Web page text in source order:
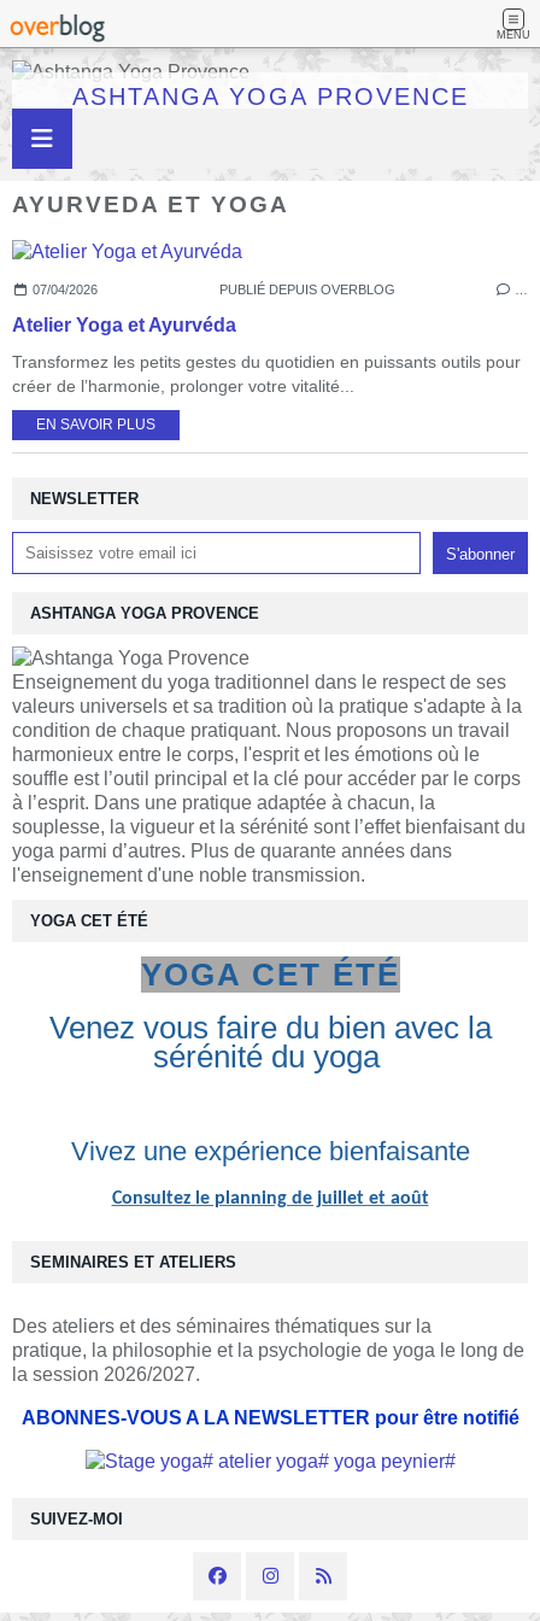
MENU
ASHTANGA YOGA PROVENCE
AYURVEDA ET YOGA
07/04/2026 PUBLIÉ DEPUIS OVERBLOG
Atelier Yoga et Ayurvéda
Transformez les petits gestes du quotidien en puissants outils pour
créer de l’harmonie, prolonger votre vitalité...
EN SAVOIR PLUS
NEWSLETTER
SUIVEZ-MOI
ASHTANGA YOGA PROVENCE
Enseignement du yoga traditionnel dans le respect de ses
valeurs universels et sa tradition où la pratique s'adapte à la
condition de chaque pratiquant. Nous proposons un travail
harmonieux entre le corps, l'esprit et les émotions où le
souffle est l’outil principal et la clé pour accéder par le corps
à l’esprit. Dans une pratique adaptée à chacun, la
souplesse, la vigueur et la sérénité sont l’effet bienfaisant du
yoga parmi d’autres. Plus de quarante années dans
l'enseignement d'une noble transmission.
SEMINAIRES ET ATELIERS
Des ateliers et des séminaires thématiques sur la
pratique, la philosophie et la psychologie de yoga le long de
la session 2026/2027.
ABONNES-VOUS A LA NEWSLETTER pour être notifié
YOGA CET ÉTÉ
YOGA CET ÉTÉ
Venez vous faire du bien avec la
sérénité du yoga
Vivez une expérience bienfaisante
Consultez le planning de juillet et août